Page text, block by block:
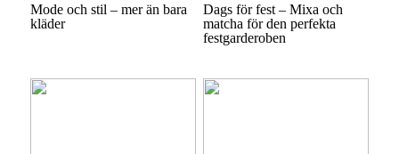
Mode och stil – mer än bara
kläder
Dags för fest – Mixa och
matcha för den perfekta
festgarderoben